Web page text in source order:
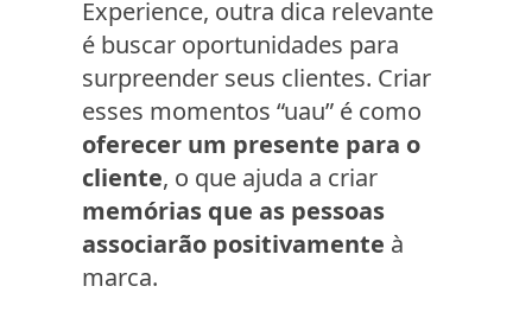
Experience, outra dica relevante
é buscar oportunidades para
surpreender seus clientes. Criar
esses momentos “uau” é como
oferecer um presente para o
cliente, o que ajuda a criar
memórias que as pessoas
associarão positivamente à
marca.